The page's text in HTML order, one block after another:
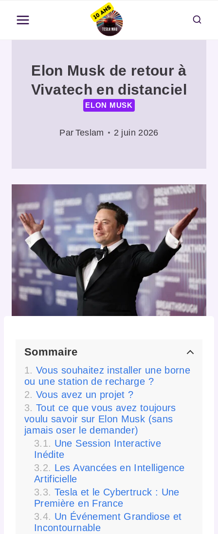
contenu
Elon Musk de retour à
Vivatech en distanciel
ELON MUSK
Par Teslam 2 juin 2026
Sommaire
Vous souhaitez installer une borne
ou une station de recharge ?
Vous avez un projet ?
Tout ce que vous avez toujours
voulu savoir sur Elon Musk (sans
jamais oser le demander)
Une Session Interactive
Inédite
Les Avancées en Intelligence
Artificielle
Tesla et le Cybertruck : Une
Première en France
Un Événement Grandiose et
Incontournable